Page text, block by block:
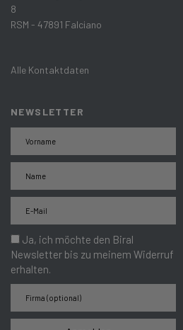
8
RSM - 47891 Falciano
Alle Kontaktdaten
NEWSLETTER
Ja, ich möchte den Biral
Newsletter bis zu meinem Widerruf
erhalten.